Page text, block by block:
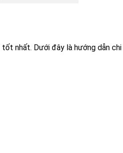
nhất. Dưới đây là hướng dẫn